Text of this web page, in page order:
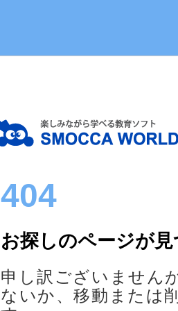
404
お探しのページが
申し訳ございません
ないか、移動または